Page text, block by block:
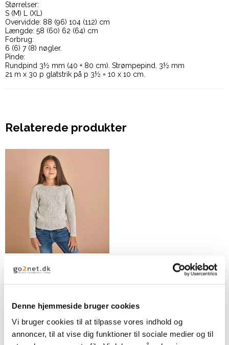
Denne hjemmeside bruger cookies
Vi bruger cookies til at tilpasse vores indhold og
annoncer, til at vise dig funktioner til sociale medier og til
Størrelser:
S (M) L (XL)
Overvidde: 88 (96) 104 (112) cm
Længde: 58 (60) 62 (64) cm
Forbrug:
6 (6) 7 (8) nøgler.
Pinde:
Rundpind 3½ mm (40 + 80 cm). Strømpepind. 3½ mm
21 m x 30 p glatstrik på p 3½ = 10 x 10 cm.
Relaterede produkter
Basis Raglanbluse